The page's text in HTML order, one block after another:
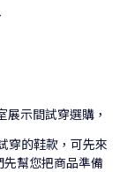
示間試穿選購，
穿的鞋款，可先來
幫您把商品準備